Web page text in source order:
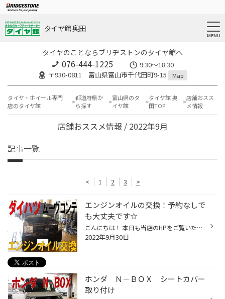
タイヤ館 奥田
タイヤのことならブリヂストンのタイヤ館へ
076-444-1225
9:30～18:30
〒930-0811 富山県富山市千代田町9-15
Map
タイヤ・ホイール専門
店のタイヤ館
都道府県か
ら探す
富山県のタ
イヤ館
タイヤ館 奥
田TOP
店舗おスス
メ情報
店舗おススメ情報 / 2022年9月
記事一覧
< 1 2 3 >
エンジンオイルの交換！予約なしで
も大丈夫です☆
こんにちは！ 本日も当店のHPをご覧いただきありがとうございます！！ 今回はムーヴコンテのオイル交換作業の紹介です！ いつもご利用いただいているお客様です！ ありがとうございます！！！！ 走行距離が10万ｋｍを超えたおクルマですが 定期的なオイル交換により、まだまだ快調です！ 前回のオイ...
2022年9月30日
ホンダ Ｎ－ＢＯＸ シートカバー
取り付け